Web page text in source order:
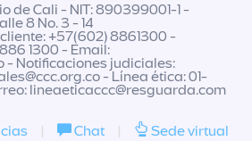
de Cali - NIT: 890399001-1 -
8 No. 3 - 14
+57(602) 8861300 -
1300 - Email:
- Notificaciones judiciales:
- Línea ética: 01-
lineaeticaccc@resguarda.com
| Chat | Sede virtual